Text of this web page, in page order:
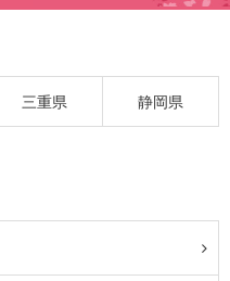
三重県 静岡県